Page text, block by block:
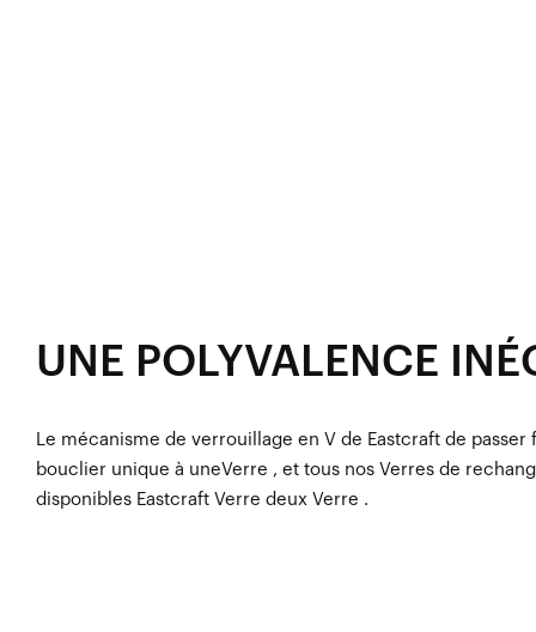
UNE POLYVALENCE
Le mécanisme de verrouillage en V de Eastcraft de
bouclier unique à uneVerre , et tous nos Verres de
disponibles Eastcraft Verre deux Verre .